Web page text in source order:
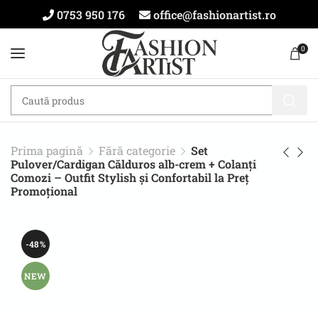
0753 950 176 office@fashionartist.ro
0
Prima pagină Fără categorie
Set
Pulover/Cardigan Călduros alb-crem + Colanți
Comozi – Outfit Stylish și Confortabil la Preț
Promoțional
-48%
NEW